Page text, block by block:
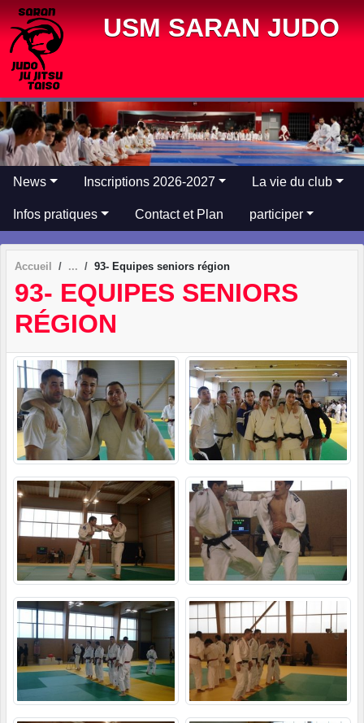
USM SARAN JUDO
News Inscriptions 2026-2027 La vie du club
Infos pratiques Contact et Plan participer
Accueil 93- Equipes seniors région
93- EQUIPES SENIORS
RÉGION
Panneau de gestion des cookies